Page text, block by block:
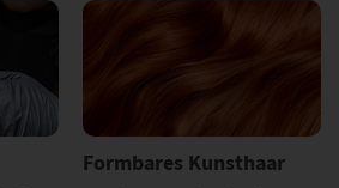
Formbares Kunsthaar